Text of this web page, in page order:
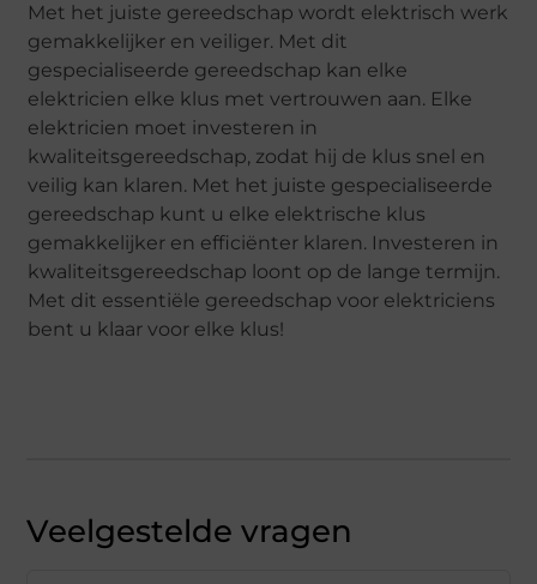
Met het juiste gereedschap wordt elektrisch werk
gemakkelijker en veiliger. Met dit
gespecialiseerde gereedschap kan elke
elektricien elke klus met vertrouwen aan. Elke
elektricien moet investeren in
kwaliteitsgereedschap, zodat hij de klus snel en
veilig kan klaren. Met het juiste gespecialiseerde
gereedschap kunt u elke elektrische klus
gemakkelijker en efficiënter klaren. Investeren in
kwaliteitsgereedschap loont op de lange termijn.
Met dit essentiële gereedschap voor elektriciens
bent u klaar voor elke klus!
Veelgestelde vragen